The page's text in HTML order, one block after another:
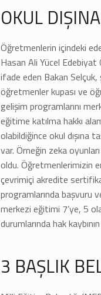
OKUL
Öğretmenlerin içindeki
Hasan Ali Yücel Edebiyat
ifade eden Bakan Selçuk,
öğretmenler kupası ve
gelişim programlarını
eğitime katılma hakkı
olabildiğince okul dışına
var. Örneğin zeka
oldu. Öğretmenlerimizin
çevrimiçi akredite
programlarında başvuru
merkezi eğitimi 7’ye, 5
durumlarında hak
3 BAŞLIK